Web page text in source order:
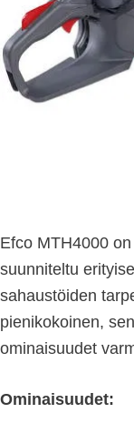
Efco MTH4000
suunniteltu
sahaustöiden
pienikokoinen,
ominaisuudet
Ominaisuudet: